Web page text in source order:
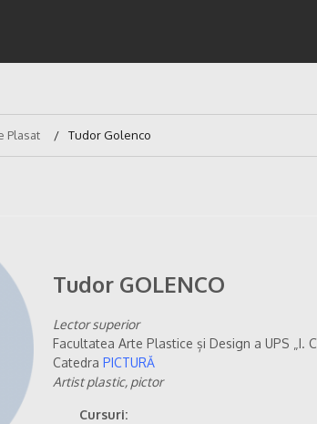
Plasat Tudor Golenco
Tudor GOLENCO
Lector superior
Facultatea Arte Plastice și Design a UPS „I.
Catedra PICTURĂ
Artist plastic, pictor
Cursuri: